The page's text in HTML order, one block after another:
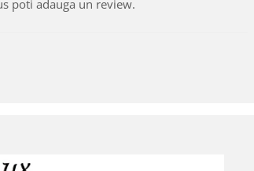
poti adauga un review.